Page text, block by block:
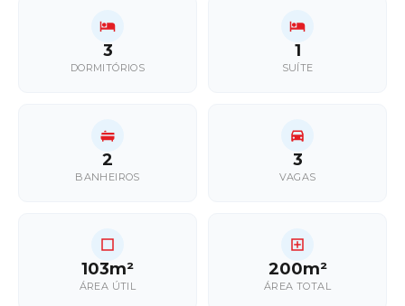
3
DORMITÓRIOS
1
SUÍTE
2
BANHEIROS
3
VAGAS
103m²
ÁREA ÚTIL
200m²
ÁREA TOTAL